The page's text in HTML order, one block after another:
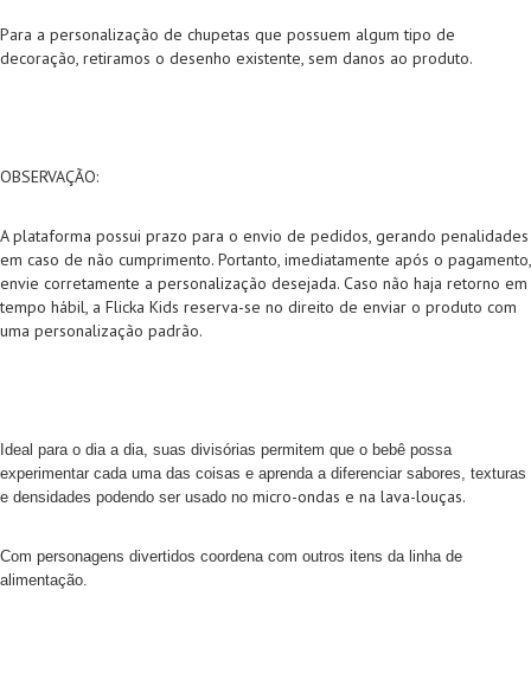
Para a personalização de chupetas que possuem algum tipo de
decoração, retiramos o desenho existente, sem danos ao produto.
OBSERVAÇÃO:
A plataforma possui prazo para o envio de pedidos, gerando penalidades
em caso de não cumprimento. Portanto, imediatamente após o pagamento,
envie corretamente a personalização desejada. Caso não haja retorno em
tempo hábil, a Flicka Kids reserva-se no direito de enviar o produto com
uma personalização padrão.
Ideal para o dia a dia, suas divisórias permitem que o bebê possa
experimentar cada uma das coisas e aprenda a diferenciar sabores, texturas
e densidades podendo ser usado no micro-ondas e na lava-louças.
Com personagens divertidos coordena com outros itens da linha de
alimentação.